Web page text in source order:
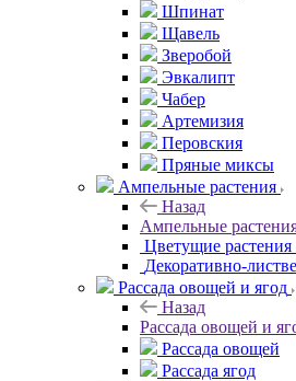
Шпинат
Щавель
Зверобой
Эвкалипт
Чабер
Артемизия
Перовския
Пряные миксы
Ампельные растения
Назад
Ампельные
Цветущие
Декоративно-
Рассада овощей и ягод
Назад
Рассада овощей и
Рассада овощей
Рассада ягод